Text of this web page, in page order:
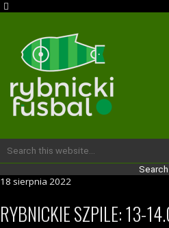
18 sierpnia 2022
RYBNICKIE SZPILE: 13-